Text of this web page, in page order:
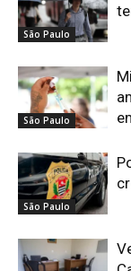
São Paulo
São Paulo
São Paulo